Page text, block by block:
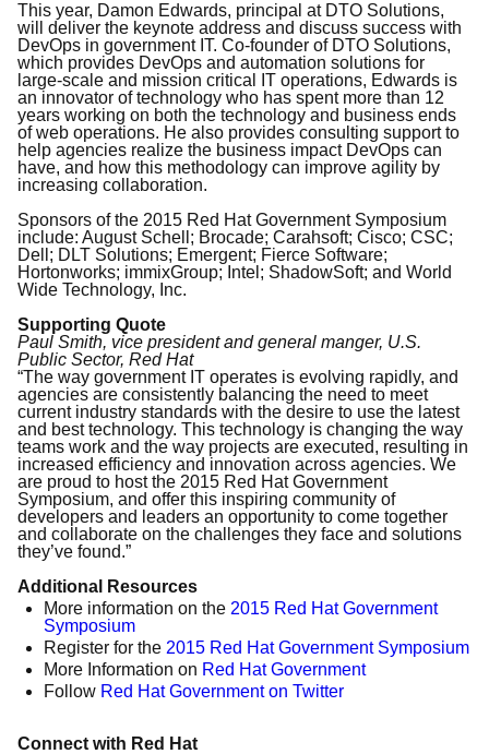
This year, Damon Edwards, principal at DTO Solutions,
will deliver the keynote address and discuss success with
DevOps in government IT. Co-founder of DTO Solutions,
which provides DevOps and automation solutions for
large-scale and mission critical IT operations, Edwards is
an innovator of technology who has spent more than 12
years working on both the technology and business ends
of web operations. He also provides consulting support to
help agencies realize the business impact DevOps can
have, and how this methodology can improve agility by
increasing collaboration.
Sponsors of the 2015 Red Hat Government Symposium
include: August Schell; Brocade; Carahsoft; Cisco; CSC;
Dell; DLT Solutions; Emergent; Fierce Software;
Hortonworks; immixGroup; Intel; ShadowSoft; and World
Wide Technology, Inc.
Supporting Quote
Paul Smith, vice president and general manger, U.S.
Public Sector, Red Hat
“The way government IT operates is evolving rapidly, and
agencies are consistently balancing the need to meet
current industry standards with the desire to use the latest
and best technology. This technology is changing the way
teams work and the way projects are executed, resulting in
increased efficiency and innovation across agencies. We
are proud to host the 2015 Red Hat Government
Symposium, and offer this inspiring community of
developers and leaders an opportunity to come together
and collaborate on the challenges they face and solutions
they’ve found.”
Additional Resources
More information on the 2015 Red Hat Government
Symposium
Register for the 2015 Red Hat Government Symposium
More Information on Red Hat Government
Follow Red Hat Government on Twitter
Connect with Red Hat